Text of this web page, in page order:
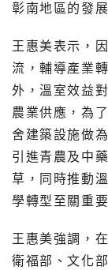
彰南地區的發展
王惠美表示，
流，輔導產業
外，溫室效益
農業供應，為
舍建築設施做
引進青農及中
草，同時推動
學轉型至關重要
王惠美強調，
衛福部、文化